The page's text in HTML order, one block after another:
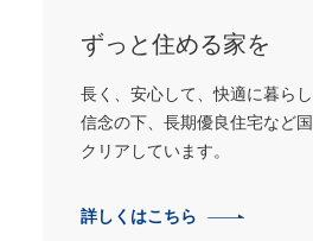
ずっと住める家を
長く、安心して、快適に暮ら
信念の下、 長期優良住宅など
クリアしています。
詳しくはこちら